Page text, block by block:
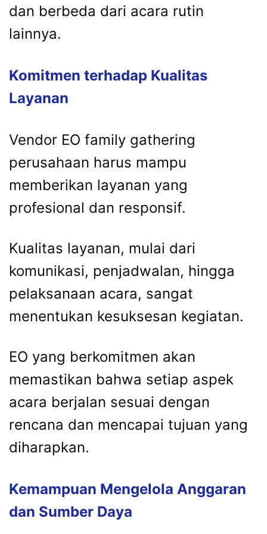
dan berbeda dari acara rutin
lainnya.
Komitmen terhadap Kualitas
Layanan
Vendor EO family gathering
perusahaan harus mampu
memberikan layanan yang
profesional dan responsif.
Kualitas layanan, mulai dari
komunikasi, penjadwalan, hingga
pelaksanaan acara, sangat
menentukan kesuksesan kegiatan.
EO yang berkomitmen akan
memastikan bahwa setiap aspek
acara berjalan sesuai dengan
rencana dan mencapai tujuan yang
diharapkan.
Kemampuan Mengelola Anggaran
dan Sumber Daya